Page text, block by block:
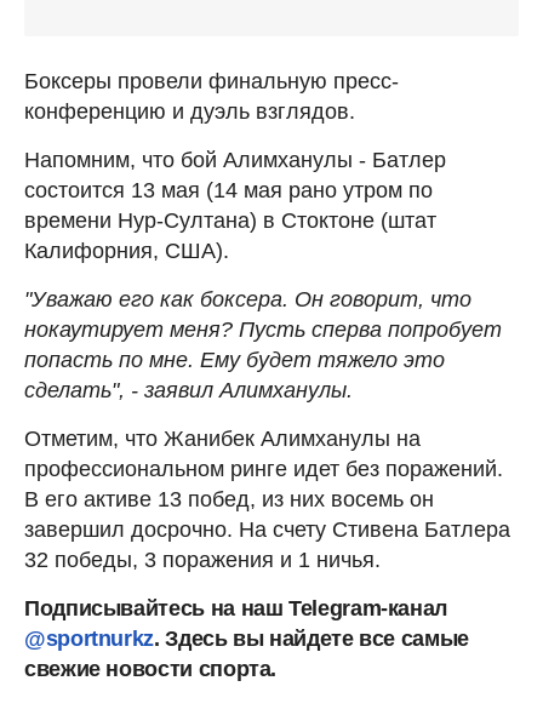
Боксеры провели финальную пресс-
конференцию и дуэль взглядов.
Напомним, что бой Алимханулы - Батлер
состоится 13 мая (14 мая рано утром по
времени Нур-Султана) в Стоктоне (штат
Калифорния, США).
"Уважаю его как боксера. Он говорит, что
нокаутирует меня? Пусть сперва попробует
попасть по мне. Ему будет тяжело это
сделать", - заявил Алимханулы.
Отметим, что Жанибек Алимханулы на
профессиональном ринге идет без поражений.
В его активе 13 побед, из них восемь он
завершил досрочно. На счету Стивена Батлера
32 победы, 3 поражения и 1 ничья.
Подписывайтесь на наш Telegram-канал
@sportnurkz. Здесь вы найдете все самые
свежие новости спорта.